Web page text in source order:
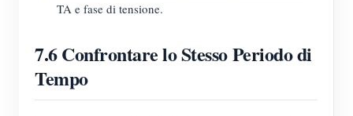
TA e fase di tensione.
7.6 Confrontare lo Stesso Periodo di
Tempo